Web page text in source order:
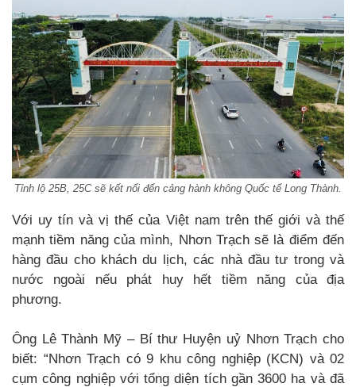
Tỉnh lộ 25B, 25C sẽ kết nối đến cảng hành không Quốc tế Long Thành.
Với uy tín và vị thế của Việt nam trên thế giới và thế
mạnh tiềm năng của mình, Nhơn Trạch sẽ là điểm đến
hàng đầu cho khách du lịch, các nhà đầu tư trong và
nước ngoài nếu phát huy hết tiềm năng của địa
phương.
Ông Lê Thành Mỹ – Bí thư Huyện uỷ Nhơn Trạch cho
biết: “Nhơn Trạch có 9 khu công nghiệp (KCN) và 02
cụm công nghiệp với tổng diện tích gần 3600 ha và đã